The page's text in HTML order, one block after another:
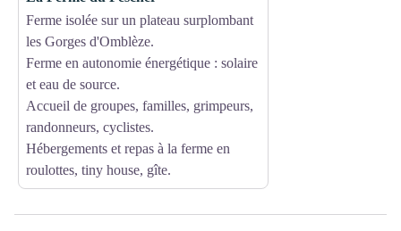
Ferme isolée sur un plateau surplombant
les Gorges d'Omblèze.
Ferme en autonomie énergétique : solaire
et eau de source.
Accueil de groupes, familles, grimpeurs,
randonneurs, cyclistes.
Hébergements et repas à la ferme en
roulottes, tiny house, gîte.